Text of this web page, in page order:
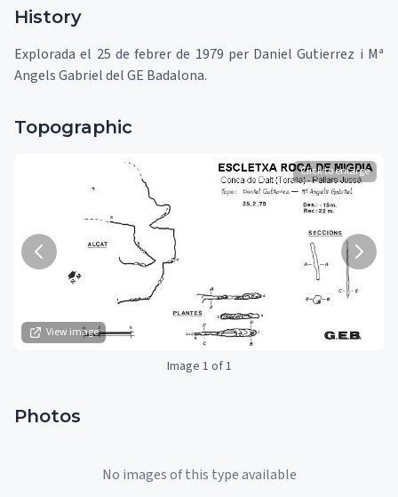
History
Explorada el 25 de febrer de 1979 per Daniel Gutierrez i Mª
Angels Gabriel del GE Badalona.
Topographic
View image
Click to enlarge
Image 1 of 1
Photos
No images of this type available